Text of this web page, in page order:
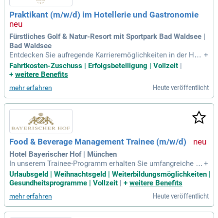
hautnah und werde Teil unseres engagierten Teams – Deine
Reise beginnt hier!
Praktikant (m/w/d) im Hotellerie und Gastronomie
Fürstliches Golf & Natur-Resort mit Sportpark Bad Waldsee |
Bad Waldsee
Entdecken Sie aufregende Karrieremöglichkeiten in der Hot
ellerie und Gastronomie! Bei uns erwarten Sie vielfältige Auf
gaben, von der Gästebetreuung bis zur Reservierungsannah
mit Gästen und Lieferanten. Profitieren Sie von attraktiven
Mitarbeiter-Benefits, einschließlich eines steuerfreien Bonu
s von 50 € und Fahrtkostenzuschüssen. Ideale Voraussetzu
ngen sind ein Studium im Bereich Tourismus- oder Hotelma
nagement sowie gute MS-Office-Kenntnisse. Werden Sie Tei
l unseres engagierten Teams und gestalten Sie unvergesslic
he Erlebnisse für unsere Gäste!
+
Fahrtkosten-Zuschuss | Erfolgsbeteiligung | Vollzeit |
+ weitere Benefits
mehr erfahren Heute veröffentlicht
Food & Beverage Management Trainee (m/w/d)
Hotel Bayerischer Hof | München
In unserem Trainee-Programm erhalten Sie umfangreiche Ei
nblicke in das F&B Management eines führenden deutschen
Hotels. Sie übernehmen eigenständig Projekte und werden
ngs mit dem F&B Manager bieten Ihnen die Möglichkeit, akt
uelle Projekte zu besprechen und Ihre Entwicklung zu betrac
+
Urlaubsgeld | Weihnachtsgeld | Weiterbildungsmöglichkeiten |
Gesundheitsprogramme | Vollzeit
+ weitere Benefits
mehr erfahren Heute veröffentlicht